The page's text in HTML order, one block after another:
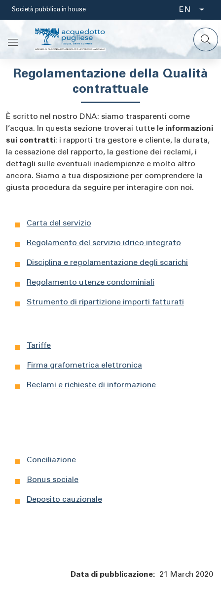
Skip
content
Società pubblica in house
Select
your
language
EN
Regolamentazione della Qualità
contrattuale
È scritto nel nostro DNA: siamo trasparenti come
l’acqua. In questa sezione troverai tutte le informazioni
sui contratti: i rapporti tra gestore e cliente, la durata,
la cessazione del rapporto, la gestione dei reclami, i
dettagli sulle eventuali inadempienze e molto altro
ancora. Siamo a tua disposizione per comprendere la
giusta procedura da seguire per interagire con noi.
Carta del servizio
Regolamento del servizio idrico integrato
Disciplina e regolamentazione degli scarichi
Regolamento utenze condominiali
Strumento di ripartizione importi fatturati
Tariffe
Firma grafometrica elettronica
Reclami e richieste di informazione
Conciliazione
Bonus sociale
Deposito cauzionale
Data di pubblicazione: 21 March 2020